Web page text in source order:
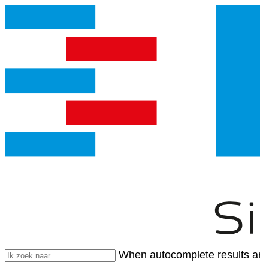
When autocomplete results